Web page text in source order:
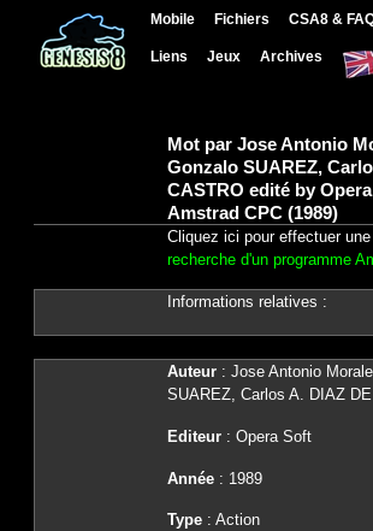
Mobile Fichiers CSA8 &
Liens Jeux Archives
Mot par Jose Antonio
Gonzalo SUAREZ,
CASTRO edité by
Amstrad CPC (1989)
Cliquez ici pour effectuer une
recherche d'un programme
Informations relatives :
Auteur: Jose Antonio
SUAREZ, Carlos A. DIAZ
Editeur: Opera Soft
Année: 1989
Type: Action